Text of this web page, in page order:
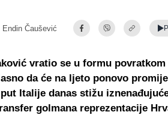
Endin Čaušević
vratio se u formu
da će na ljeto ponovo
Italije danas stižu
golmana reprezentacije